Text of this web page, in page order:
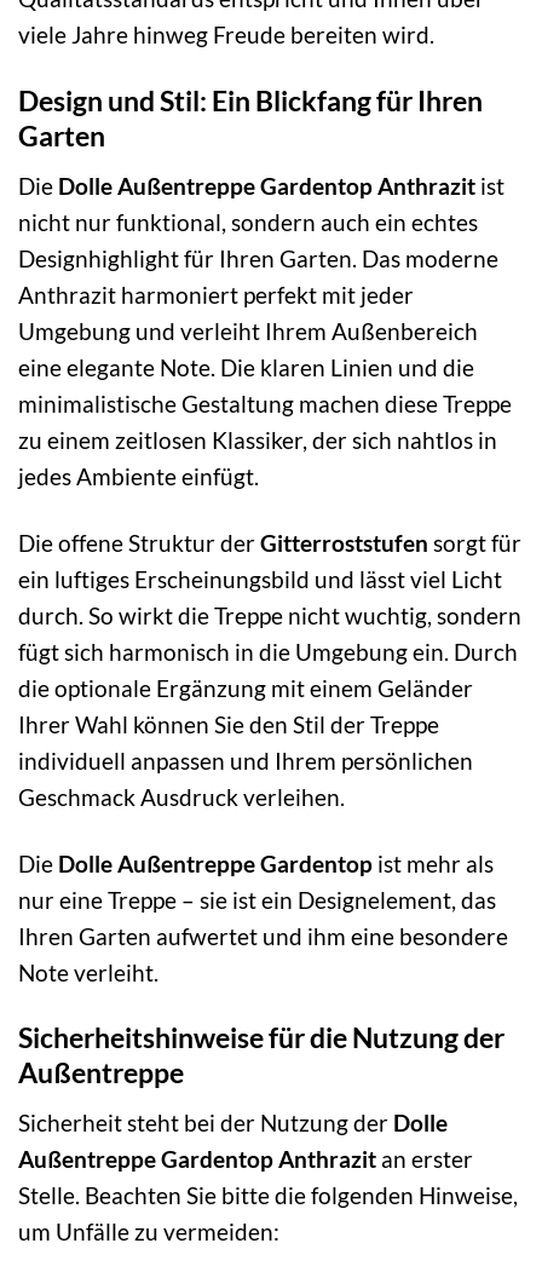
viele Jahre hinweg Freude bereiten wird.
Design und Stil: Ein Blickfang für Ihren
Garten
Die Dolle Außentreppe Gardentop Anthrazit ist
nicht nur funktional, sondern auch ein echtes
Designhighlight für Ihren Garten. Das moderne
Anthrazit harmoniert perfekt mit jeder
Umgebung und verleiht Ihrem Außenbereich
eine elegante Note. Die klaren Linien und die
minimalistische Gestaltung machen diese Treppe
zu einem zeitlosen Klassiker, der sich nahtlos in
jedes Ambiente einfügt.
Die offene Struktur derGitterroststufen sorgt für
ein luftiges Erscheinungsbild und lässt viel Licht
durch. So wirkt die Treppe nicht wuchtig, sondern
fügt sich harmonisch in die Umgebung ein. Durch
die optionale Ergänzung mit einem Geländer
Ihrer Wahl können Sie den Stil der Treppe
individuell anpassen und Ihrem persönlichen
Geschmack Ausdruck verleihen.
Die Dolle Außentreppe Gardentop ist mehr als
nur eine Treppe – sie ist ein Designelement, das
Ihren Garten aufwertet und ihm eine besondere
Note verleiht.
Sicherheitshinweise für die Nutzung der
Außentreppe
Sicherheit steht bei der Nutzung der Dolle
Außentreppe Gardentop Anthrazit an erster
Stelle. Beachten Sie bitte die folgenden Hinweise,
um Unfälle zu vermeiden: